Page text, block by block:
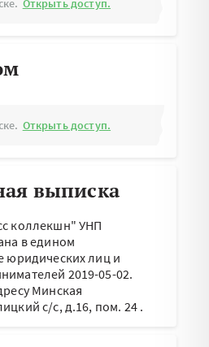
Открыть доступ.
Открыть доступ.
выписка
коллекшн" УНП
в едином
юридических лиц и
2019-05-02.
Минская
с/с, д.16, пом. 24.